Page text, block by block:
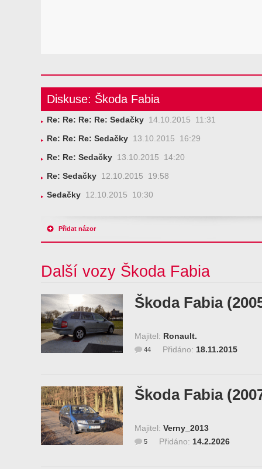
Diskuse: Škoda Fabia
Re: Re: Re: Re: Sedačky 14.10.2015 11:31
Re: Re: Re: Sedačky 13.10.2015 16:29
Re: Re: Sedačky 13.10.2015 14:20
Re: Sedačky 12.10.2015 19:58
Sedačky 12.10.2015 10:30
Přidat názor
Další vozy Škoda Fabia
Škoda Fabia
Majitel: Ronault.
Přidáno: 18.11.2015
44
Škoda Fabia
Majitel: Verny_2013
Přidáno: 14.2.2026
5